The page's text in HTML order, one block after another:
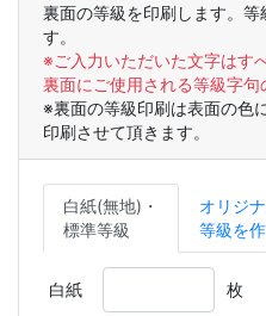
裏面の等級を印刷します。
す。
※ご入力いただいた文字はす
裏面にご使用される等級字句
※裏面の等級印刷は表面の色
印刷させて頂きます。
白紙(無地)・
標準等級
オリジ
等級を
白紙 枚